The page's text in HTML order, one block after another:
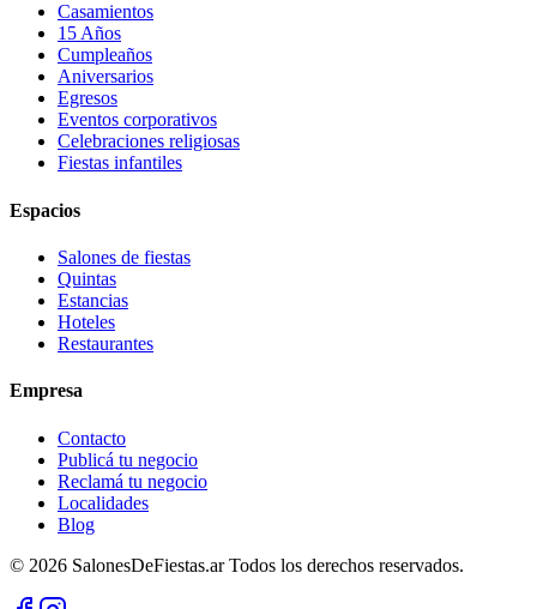
Casamientos
15 Años
Cumpleaños
Aniversarios
Egresos
Eventos corporativos
Celebraciones religiosas
Fiestas infantiles
Espacios
Salones de fiestas
Quintas
Estancias
Hoteles
Restaurantes
Empresa
Contacto
Publicá tu negocio
Reclamá tu negocio
Localidades
Blog
© 2026 SalonesDeFiestas.arTodos los derechos reservados.